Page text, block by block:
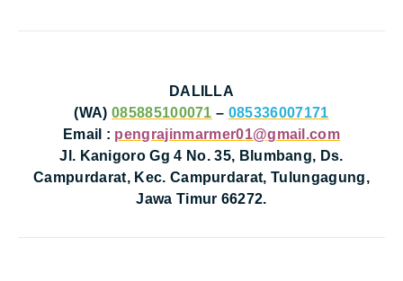
DALILLA
(WA) 085885100071 – 085336007171
Email : pengrajinmarmer01@gmail.com
Jl. Kanigoro Gg 4 No. 35, Blumbang, Ds.
Campurdarat, Kec. Campurdarat, Tulungagung,
Jawa Timur 66272.